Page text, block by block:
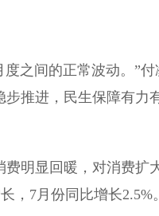
间的正常波动。”付
推进，民生保障有力
显回暖，对消费扩
，7月份同比增长2.5%。